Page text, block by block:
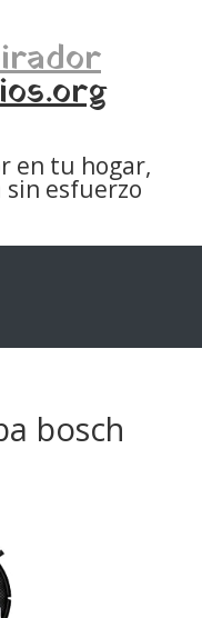
en tu hogar,
esfuerzo
bosch